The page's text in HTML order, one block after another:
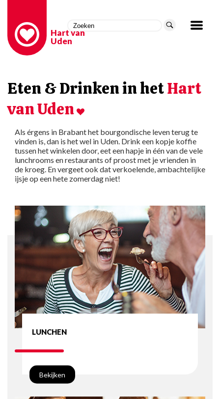
Hart van
Uden
Eten & Drinken in hetHart
van Uden
Als érgens in Brabant het bourgondische leven terug te
vinden is, dan is het wel in Uden. Drink een kopje koffie
tussen het winkelen door, eet een hapje in één van de vele
lunchrooms en restaurants of proost met je vrienden in
de kroeg. En vergeet ook dat verkoelende, ambachtelijke
ijsje op een hete zomerdag niet!
LUNCHEN